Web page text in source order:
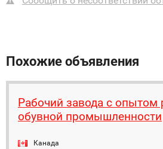
Похожие объявления
Рабочий завода с опытом
обувной промышленности
Канада